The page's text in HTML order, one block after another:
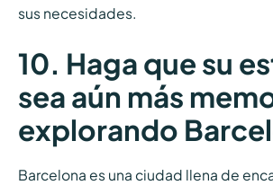
sus necesidades.
10. Haga que su
sea aún más
explorando
Barcelona es una ciudad llena de